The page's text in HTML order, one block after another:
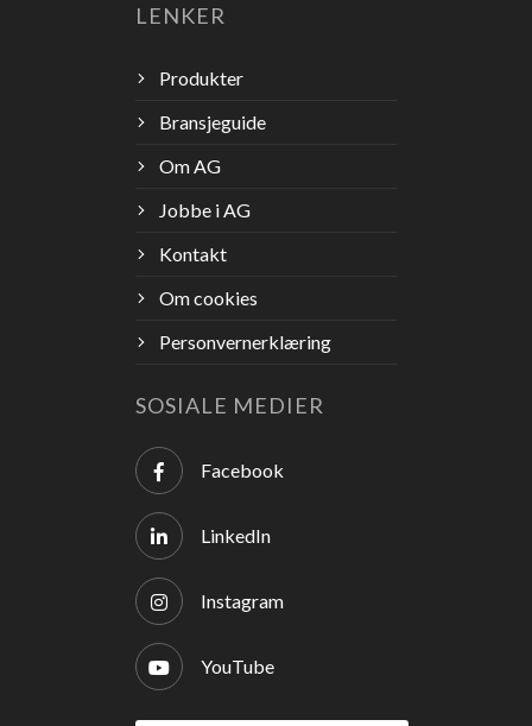
LENKER
Produkter
Bransjeguide
Om AG
Jobbe i AG
Kontakt
Om cookies
Personvernerklæring
SOSIALE MEDIER
Facebook
LinkedIn
Instagram
YouTube